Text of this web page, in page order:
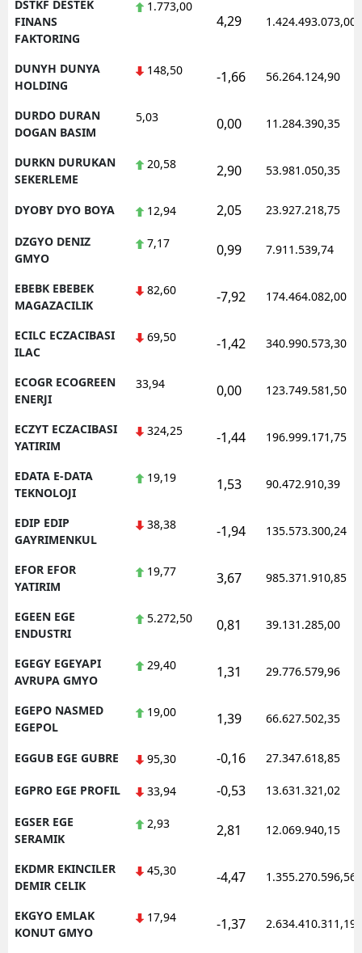
DSTKF DESTEK
FINANS
FAKTORING
1.773,00
4,29 1.424.493.073,00
DUNYH DUNYA
HOLDING
148,50 -1,66 56.264.124,90
DURDO DURAN
DOGAN BASIM
5,03 0,00 11.284.390,35
DURKN DURUKAN
SEKERLEME
20,58 2,90 53.981.050,35
DYOBY DYO BOYA 12,94 2,05 23.927.218,75
DZGYO DENIZ
GMYO
7,17 0,99 7.911.539,74
EBEBK EBEBEK
MAGAZACILIK
82,60 -7,92 174.464.082,00
ECILC ECZACIBASI
ILAC
69,50 -1,42 340.990.573,30
ECOGR ECOGREEN
ENERJI
33,94 0,00 123.749.581,50
ECZYT ECZACIBASI
YATIRIM
324,25 -1,44 196.999.171,75
EDATA E-DATA
TEKNOLOJI
19,19 1,53 90.472.910,39
EDIP EDIP
GAYRIMENKUL
38,38 -1,94 135.573.300,24
EFOR EFOR
YATIRIM
19,77 3,67 985.371.910,85
EGEEN EGE
ENDUSTRI
5.272,50 0,81 39.131.285,00
EGEGY EGEYAPI
AVRUPA GMYO
29,40 1,31 29.776.579,96
EGEPO NASMED
EGEPOL
19,00 1,39 66.627.502,35
EGGUB EGE GUBRE 95,30 -0,16 27.347.618,85
EGPRO EGE PROFIL 33,94 -0,53 13.631.321,02
EGSER EGE
SERAMIK
2,93 2,81 12.069.940,15
EKDMR EKINCILER
DEMIR CELIK
45,30 -4,47 1.355.270.596,56
EKGYO EMLAK
KONUT GMYO
17,94 -1,37 2.634.410.311,19